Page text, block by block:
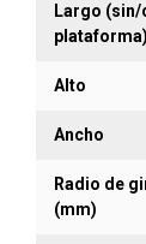
Todo
impulso.
equipo
Largo (sin/
plataforma)
Alto
Ancho
Radio de
(mm)